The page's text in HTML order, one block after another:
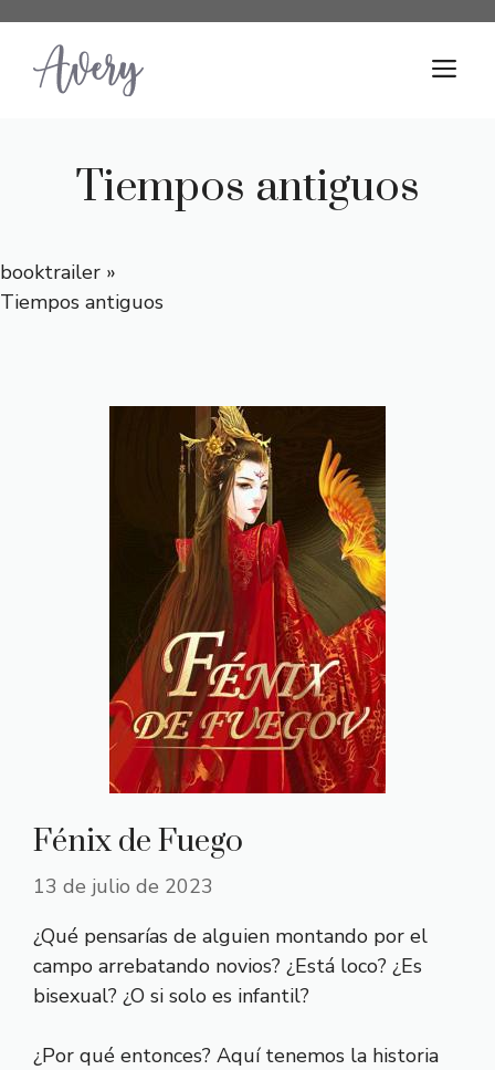
contenido
Tiempos antiguos
booktrailer »
Tiempos antiguos
Fénix de Fuego
13 de julio de 2023
¿Qué pensarías de alguien montando por el
campo arrebatando novios? ¿Está loco? ¿Es
bisexual? ¿O si solo es infantil?
¿Por qué entonces? Aquí tenemos la historia